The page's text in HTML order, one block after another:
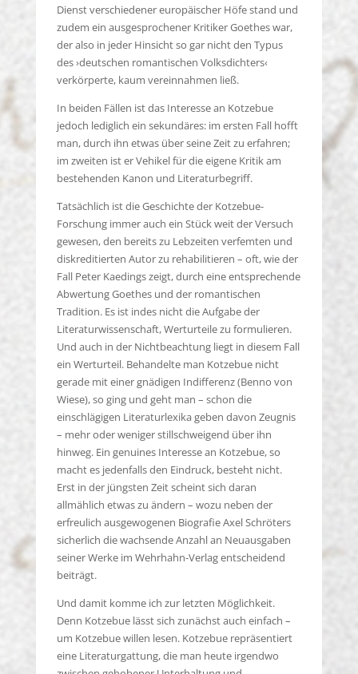
Dienst verschiedener europäischer Höfe stand und
zudem ein ausgesprochener Kritiker Goethes war,
der also in jeder Hinsicht so gar nicht den Typus
des ›deutschen romantischen Volksdichters‹
verkörperte, kaum vereinnahmen ließ.
In beiden Fällen ist das Interesse an Kotzebue
jedoch lediglich ein sekundäres: im ersten Fall hofft
man, durch ihn etwas über seine Zeit zu erfahren;
im zweiten ist er Vehikel für die eigene Kritik am
bestehenden Kanon und Literaturbegriff.
Tatsächlich ist die Geschichte der Kotzebue-
Forschung immer auch ein Stück weit der Versuch
gewesen, den bereits zu Lebzeiten verfemten und
diskreditierten Autor zu rehabilitieren – oft, wie der
Fall Peter Kaedings zeigt, durch eine entsprechende
Abwertung Goethes und der romantischen
Tradition. Es ist indes nicht die Aufgabe der
Literaturwissenschaft, Werturteile zu formulieren.
Und auch in der Nichtbeachtung liegt in diesem Fall
ein Werturteil. Behandelte man Kotzebue nicht
gerade mit einer gnädigen Indifferenz (Benno von
Wiese), so ging und geht man – schon die
einschlägigen Literaturlexika geben davon Zeugnis
– mehr oder weniger stillschweigend über ihn
hinweg. Ein genuines Interesse an Kotzebue, so
macht es jedenfalls den Eindruck, besteht nicht.
Erst in der jüngsten Zeit scheint sich daran
allmählich etwas zu ändern – wozu neben der
erfreulich ausgewogenen Biografie Axel Schröters
sicherlich die wachsende Anzahl an Neuausgaben
seiner Werke im Wehrhahn-Verlag entscheidend
beiträgt.
Und damit komme ich zur letzten Möglichkeit.
Denn Kotzebue lässt sich zunächst auch einfach –
um Kotzebue willen lesen. Kotzebue repräsentiert
eine Literaturgattung, die man heute irgendwo